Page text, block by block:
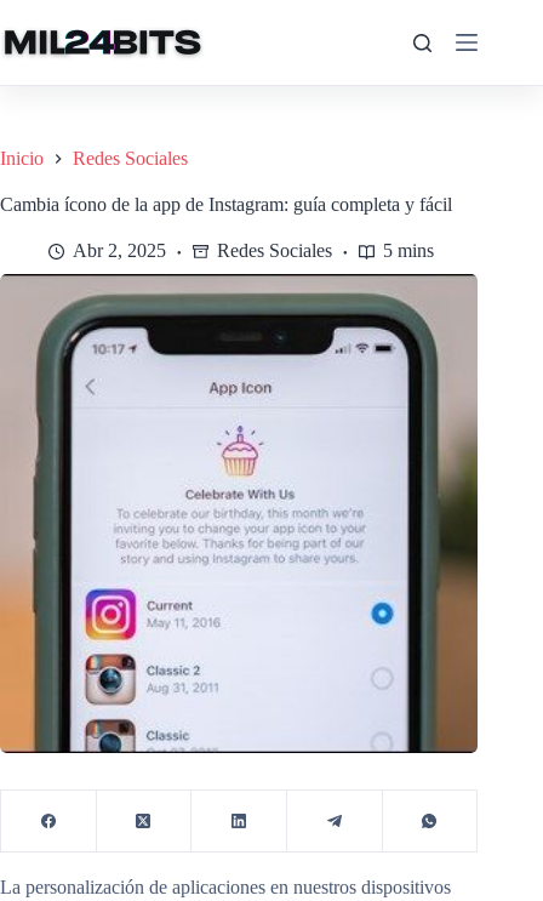
al
contenido
Inicio Redes Sociales
Cambia ícono de la app de Instagram: guía completa y fácil
Abr 2, 2025 Redes Sociales 5 mins
La personalización de aplicaciones en nuestros dispositivos